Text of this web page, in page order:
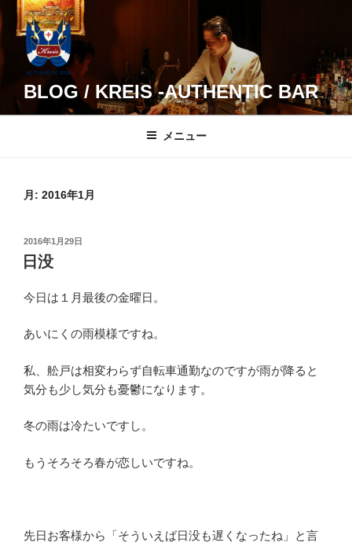
コ
BLOG / KREIS -AUTHENTIC BAR
メニュー
月: 2016年1月
投
稿
日:
2016年1月29日
日没
今日は１月最後の金曜日。
あいにくの雨模様ですね。
私、舩戸は相変わらず自転車通勤なのですが雨が降ると
気分も少し気分も憂鬱になります。
冬の雨は冷たいですし。
もうそろそろ春が恋しいですね。
先日お客様から「そういえば日没も遅くなったね」と言